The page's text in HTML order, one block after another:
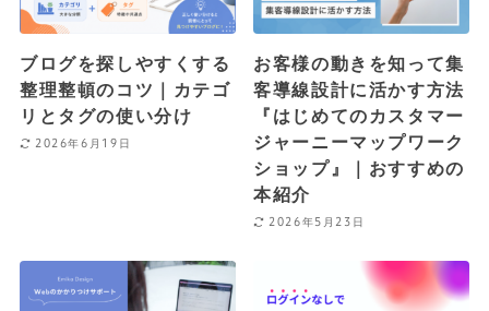
ブログを探しやすくする
整理整頓のコツ｜カテゴ
リとタグの使い分け
2026年6月19日
お客様の動きを知って集
客導線設計に活かす方法
『はじめてのカスタマー
ジャーニーマップワーク
ショップ』｜おすすめの
本紹介
2026年5月23日